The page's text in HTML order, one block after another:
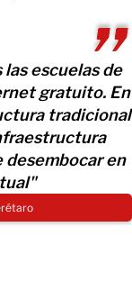
escuelas de
gratuito. En
tradicional
en